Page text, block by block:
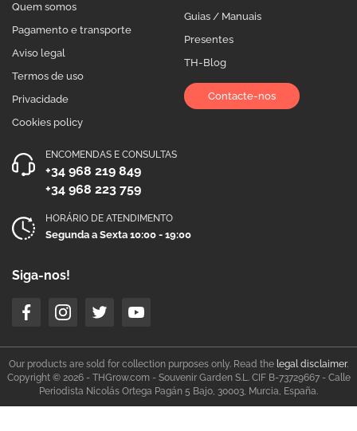
Quem somos
Pagamento e transporte
Aviso legal
Termos de uso
Privacidade
Cookies policy
Guias / Manuais
Presentes
TH-Blog
Contacte-nos
ENCOMENDAS E CONSULTAS
+34 968 219 849
+34 968 223 759
HORÁRIO DE ATENDIMENTO
Segunda a Sexta 10:00 - 19:00
Siga-nos!
Our products are sold for collection purposes only. Read the legal disclaimer.
Copyright © 2026 - THGrow.com - Souvenir Garden S.L. CIF B-73729667 - Calle
Periodista Nicolás Ortega Pagán 5 Bajo, 30003, Murcia, España.